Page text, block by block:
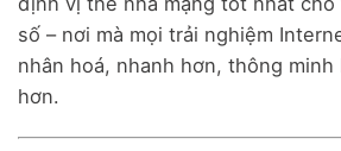
số – nơi mà mọi trải nghiệm
nhân hoá, nhanh hơn, thông minh
hơn.